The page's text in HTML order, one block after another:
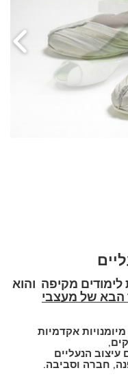
מקיפה והוא
הבא של מעצבי
אקדמיות
הנעליים
חברה וסביבה.